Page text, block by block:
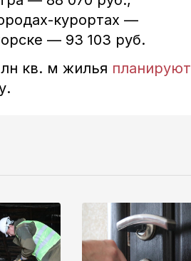
курортах —
— 93 103 руб.
кв. м жилья планируют